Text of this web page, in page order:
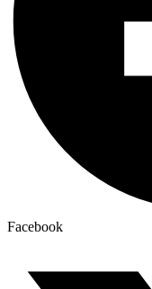
Facebook